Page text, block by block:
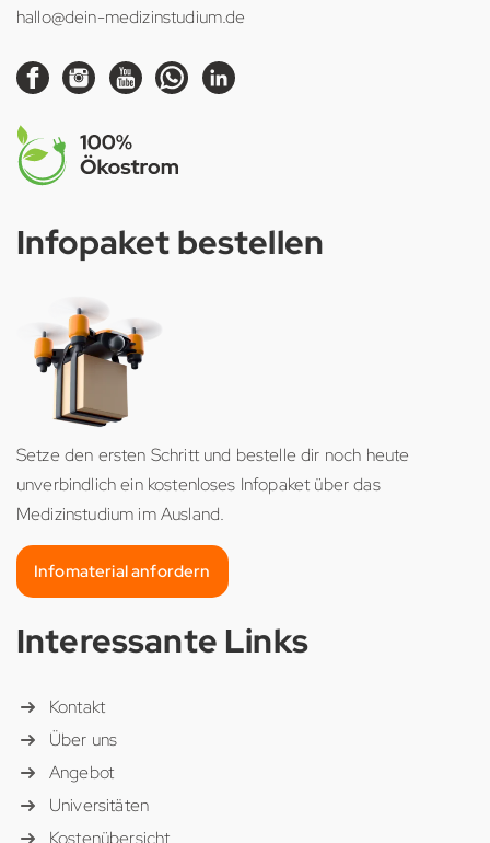
hallo@dein-medizinstudium.de
Infopaket bestellen
Setze den ersten Schritt und bestelle dir noch heute
unverbindlich ein kostenloses Infopaket über das
Medizinstudium im Ausland.
Infomaterial anfordern
Interessante Links
Kontakt
Über uns
Angebot
Universitäten
Kostenübersicht